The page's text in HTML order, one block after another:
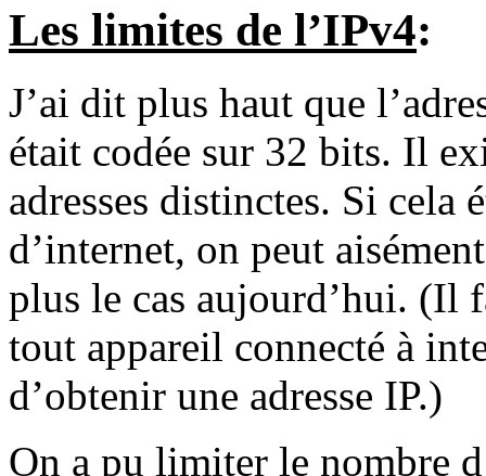
Les limites de l’IPv4:
J’ai dit plus haut que
était codée sur 32 bits. Il
adresses distinctes. Si cela
d’internet, on peut
plus le cas aujourd’hui. (Il
tout appareil connecté à
d’obtenir une adresse IP.)
On a pu limiter le nombre